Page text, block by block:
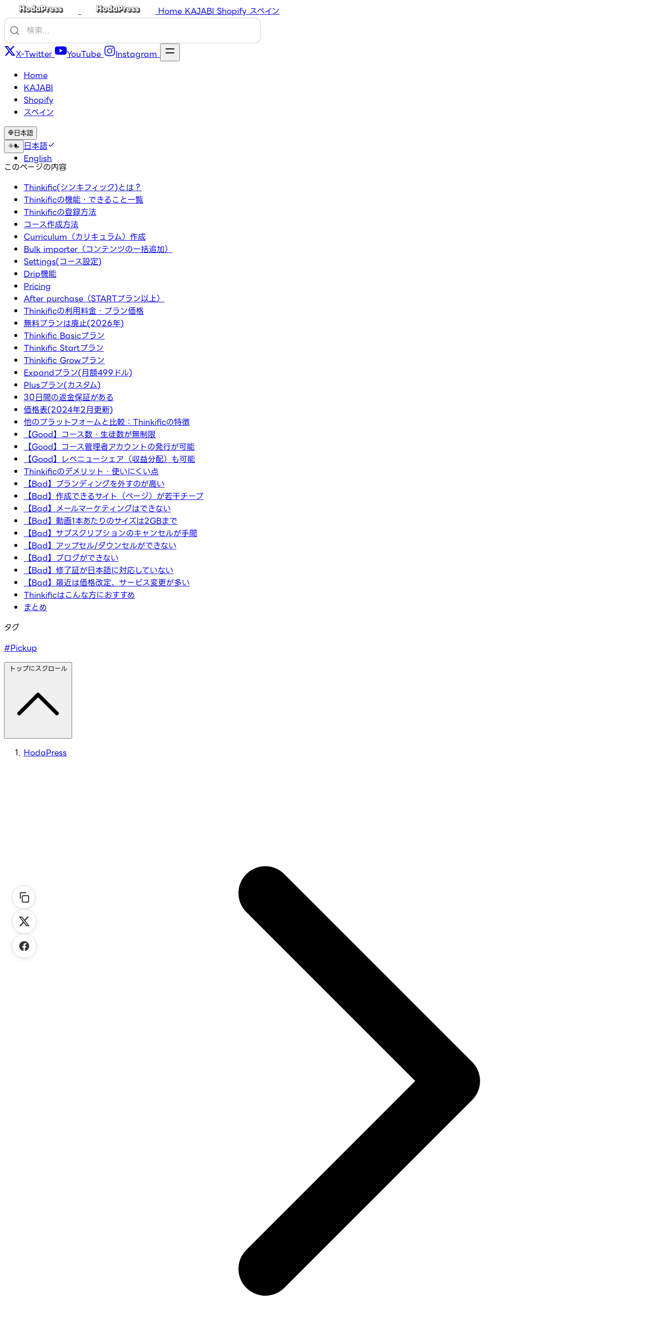
Home KAJABI Shopify スペイン
X-Twitter YouTube
Instagram
Home
KAJABI
Shopify
スペイン
日本語
日本語
English
このページの内容
Thinkific(シンキフィック)とは？
Thinkificの機能・できること一覧
Thinkificの登録方法
コース作成方法
Curriculum（カリキュラム）作成
Bulk importer（コンテンツの一括追加）
Settings(コース設定)
Drip機能
Pricing
After purchase（STARTプラン以上）
Thinkificの利用料金・プラン価格
無料プランは廃止(2026年)
Thinkific Basicプラン
Thinkific Startプラン
Thinkific Growプラン
Expandプラン(月額499ドル)
Plusプラン(カスタム)
30日間の返金保証がある
価格表(2024年2月更新)
他のプラットフォームと比較：Thinkificの特徴
【Good】コース数・生徒数が無制限
【Good】コース管理者アカウントの発行が可能
【Good】レベニューシェア（収益分配）も可能
Thinkificのデメリット・使いにくい点
【Bad】ブランディングを外すのが高い
【Bad】作成できるサイト（ページ）が若干チープ
【Bad】メールマーケティングはできない
【Bad】動画1本あたりのサイズは2GBまで
【Bad】サブスクリプションのキャンセルが手間
【Bad】アップセル/ダウンセルができない
【Bad】ブログができない
【Bad】修了証が日本語に対応していない
【Bad】最近は価格改定、サービス変更が多い
Thinkificはこんな方におすすめ
まとめ
タグ
#Pickup
トップにスクロール
HodaPress